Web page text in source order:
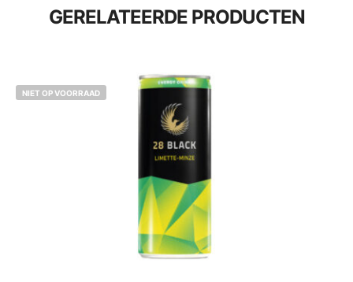
GERELATEERDE PRODUCTEN
NIET OP VOORRAAD